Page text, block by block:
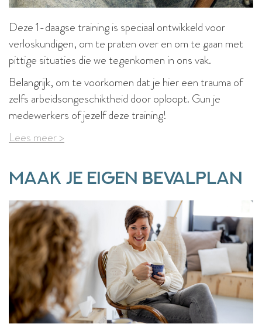
Deze 1-daagse training is speciaal ontwikkeld voor
verloskundigen, om te praten over en om te gaan met
pittige situaties die we tegenkomen in ons vak.
Belangrijk, om te voorkomen dat je hier een trauma of
zelfs arbeidsongeschiktheid door oploopt. Gun je
medewerkers of jezelf deze training!
Lees meer >
Maak je eigen Bevalplan